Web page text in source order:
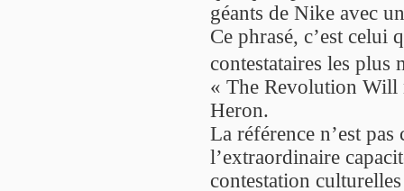
géants de Nike avec
Ce phrasé, c’est celui
contestataires les
« The Revolution Will
Heron.
La référence n’est
l’extraordinaire
contestation